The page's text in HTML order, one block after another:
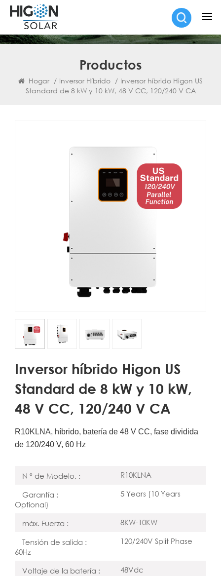
Productos
Hogar / Inversor Híbrido / Inversor híbrido Higon US
Standard de 8 kW y 10 kW, 48 V CC, 120/240 V CA
Inversor híbrido Higon US
Standard de 8 kW y 10 kW,
48 V CC, 120/240 V CA
R10KLNA, híbrido, batería de 48 V CC, fase dividida
de 120/240 V, 60 Hz
N º de Modelo. :
R10KLNA
Garantía :
5 Years (10 Years
Optional)
máx. Fuerza :
8KW-10KW
Tensión de salida :
120/240V Split Phase
60Hz
Voltaje de la batería :
48Vdc